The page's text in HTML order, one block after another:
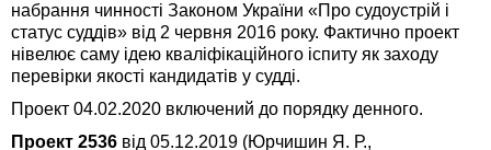
набрання чинності Законом України «Про судоустрій і
статус суддів» від 2 червня 2016 року. Фактично проект
нівелює саму ідею кваліфікаційного іспиту як заходу
перевірки якості кандидатів у судді.
Проект 04.02.2020 включений до порядку денного.
Проект 2536 від 05.12.2019 (Юрчишин Я. Р.,